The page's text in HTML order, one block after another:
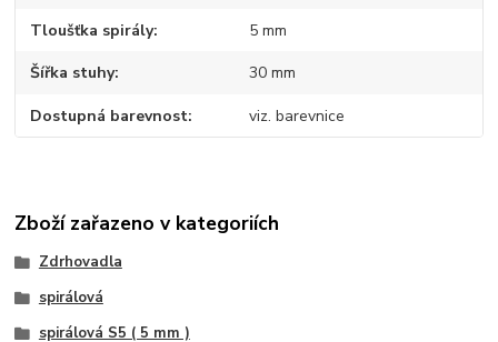
Tloušťka spirály 5 mm
Šířka stuhy 30 mm
Dostupná barevnost viz. barevnice
Zboží zařazeno v kategoriích
Zdrhovadla
spirálová
spirálová S5 ( 5 mm )